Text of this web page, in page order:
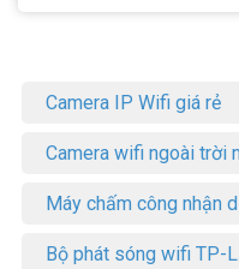
Camera IP Wifi giá rẻ
Camera wifi ngoài trời
Máy chấm công nhận
Bộ phát sóng wifi TP-